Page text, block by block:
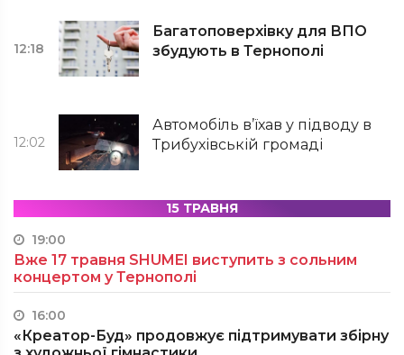
12:18
Багатоповерхівку для ВПО
збудують в Тернополі
12:02
Автомобіль в’їхав у підводу в
Трибухівській громаді
15 ТРАВНЯ
19:00
Вже 17 травня SHUMEI виступить з сольним
концертом у Тернополі
16:00
«Креатор-Буд» продовжує підтримувати збірну